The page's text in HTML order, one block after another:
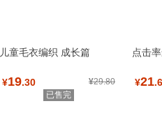
儿童毛衣编织 成长篇
¥19.30 ¥29.80
已售完
点击
¥21